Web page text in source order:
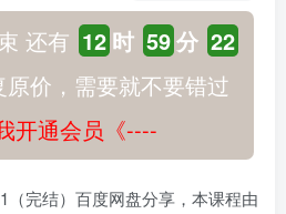
还有 12 时 59分 21
价，需要就不要错过
开通会员《----
（完结）百度网盘分享，本课程由